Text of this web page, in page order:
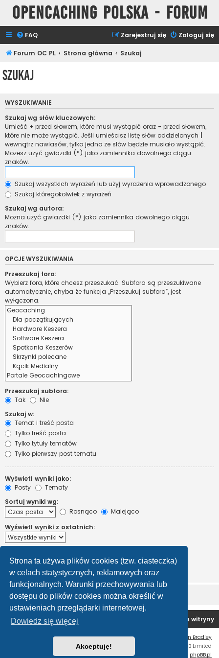
Strona ta używa plików cookies (tzw. ciasteczka)
w celach statystycznych, reklamowych oraz
funkcjonalnych. Warunki przechowywania lub
dostępu do plików cookies można określić w
ustawieniach przeglądarki internetowej.
Dowiedz się więcej
Akceptuję!
Opencaching Polska - Forum
FAQ Zaloguj się
Zarejestruj się
Forum OC PL Strona główna Szukaj
Szukaj
WYSZUKIWANIE
Szukaj wg słów kluczowych:
Umieść + przed słowem, które musi wystąpić oraz - przed słowem,
które nie może wystąpić. Jeśli umieścisz listę słów oddzielonych
wewnątrz nawiasów, tylko jedno ze słów będzie musiało wystąpić.
Możesz użyć gwiazdki (*) jako zamiennika dowolnego ciągu
znaków.
Szukaj wszystkich wyrażeń lub użyj wyrażenia wprowadzonego
Szukaj któregokolwiek z wyrażeń
Szukaj wg autora:
Można użyć gwiazdki (*) jako zamiennika dowolnego ciągu
znaków.
OPCJE WYSZUKIWANIA
Przeszukaj fora:
Wybierz fora, które chcesz przeszukać. Subfora są przeszukiwane
automatycznie, chyba że funkcja „Przeszukuj subfora”, jest
wyłączona.
Przeszukaj subfora:
Tak
Nie
Szukaj w:
Temat i treść posta
Tylko treść posta
Tylko tytuły tematów
Tylko pierwszy post tematu
Wyświetl wyniki jako:
Posty
Tematy
Sortuj wyniki wg:
Rosnąco
Malejąco
Wyświetl wyniki z ostatnich:
Ustaw 0, aby wyświetlić cały post.
znaków w poście
Forum OC PL Strona główna Usuń ciasteczka witryny
Ian Bradley
Technologię dostarczaphpBB
® Forum Software © phpBB Limited
Polski pakiet językowy dostarcza phpBB.pl